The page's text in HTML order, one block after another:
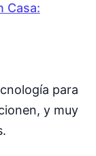
Casa:
para
y muy